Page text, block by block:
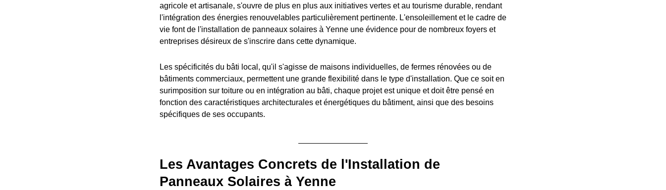
agricole et artisanale, s'ouvre de plus en plus aux initiatives vertes et au tourisme durable, rendant
l'intégration des énergies renouvelables particulièrement pertinente. L'ensoleillement et le cadre de
vie font de l'installation de panneaux solaires à Yenne une évidence pour de nombreux foyers et
entreprises désireux de s'inscrire dans cette dynamique.
Les spécificités du bâti local, qu'il s'agisse de maisons individuelles, de fermes rénovées ou de
bâtiments commerciaux, permettent une grande flexibilité dans le type d'installation. Que ce soit en
surimposition sur toiture ou en intégration au bâti, chaque projet est unique et doit être pensé en
fonction des caractéristiques architecturales et énergétiques du bâtiment, ainsi que des besoins
spécifiques de ses occupants.
Les Avantages Concrets de l'Installation de
Panneaux Solaires à Yenne